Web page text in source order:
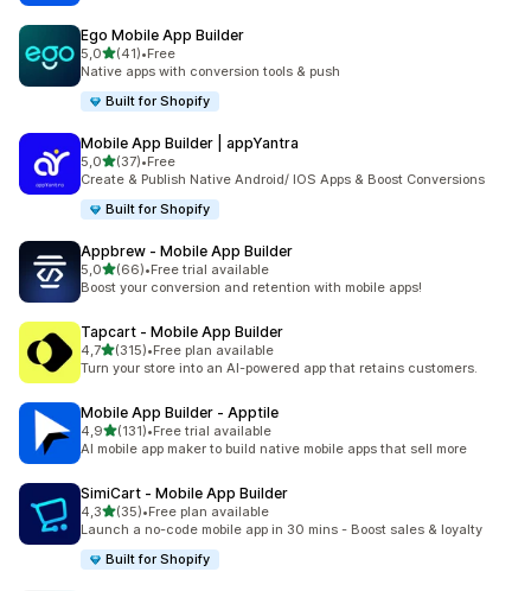
Ego Mobile App Builder
5,0z 5 hvězd
(41)
Celkový počet recenzí: 41
•Free
Native apps with conversion tools & push
Built for Shopify
Mobile App Builder | appYantra
5,0z 5 hvězd
(37)
Celkový počet recenzí: 37
•Free
Create & Publish Native Android/ IOS Apps & Boost Conversions
Built for Shopify
Appbrew ‑ Mobile App Builder
5,0z 5 hvězd
(66)
Celkový počet recenzí: 66
•Free trial available
Boost your conversion and retention with mobile apps!
Tapcart ‑ Mobile App Builder
4,7z 5 hvězd
(315)
Celkový počet recenzí: 315
•Free plan available
Turn your store into an AI-powered app that retains customers.
Mobile App Builder ‑ Apptile
4,9z 5 hvězd
(131)
Celkový počet recenzí: 131
•Free trial available
AI mobile app maker to build native mobile apps that sell more
SimiCart ‑ Mobile App Builder
4,3z 5 hvězd
(35)
Celkový počet recenzí: 35
•Free plan available
Launch a no-code mobile app in 30 mins - Boost sales & loyalty
Built for Shopify